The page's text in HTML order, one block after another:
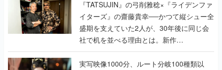
く
『TATSUJIN』の弓削雅稔×『ライデンファ
イターズ』の齋藤貴幸──かつて縦シュー全
盛期を支えていた2人が、30年後に同じ会
社で机を並べる理由とは。新作
『TATSUJIN EXTREME』で初タッグを組
んだレジェンド2人に訊く開発秘話
実写映像1000分、ルート分岐100種類以